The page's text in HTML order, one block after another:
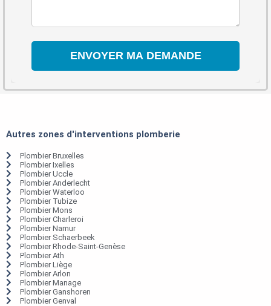
Autres zones d'interventions plomberie
Plombier Bruxelles
Plombier Ixelles
Plombier Uccle
Plombier Anderlecht
Plombier Waterloo
Plombier Tubize
Plombier Mons
Plombier Charleroi
Plombier Namur
Plombier Schaerbeek
Plombier Rhode-Saint-Genèse
Plombier Ath
Plombier Liège
Plombier Arlon
Plombier Manage
Plombier Ganshoren
Plombier Genval